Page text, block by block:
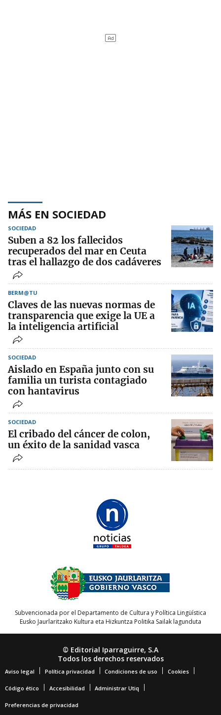
MÁS EN SOCIEDAD
SOCIEDAD
Suben a 82 los fallecidos
recuperados del mar en Ceuta
tras el hallazgo de dos cadáveres
BERM@TU
Claves de las nuevas normas de
transparencia que exige la UE a
la inteligencia artificial
SOCIEDAD
Aislado en España junto con su
familia un turista contagiado
con hantavirus
SOCIEDAD
El cribado del cáncer de colon,
un éxito de la sanidad vasca
Subvencionada por el Departamento de Cultura y Política Lingüística
Eusko Jaurlaritzako Kultura eta Hizkuntza Politika Sailak lagunduta
© Editorial Iparraguirre, S.A
Todos los derechos reservados
Aviso legal Política privacidad Condiciones de uso Cookies
Código ético Accesibilidad Administrar Utiq
Preferencias de privacidad